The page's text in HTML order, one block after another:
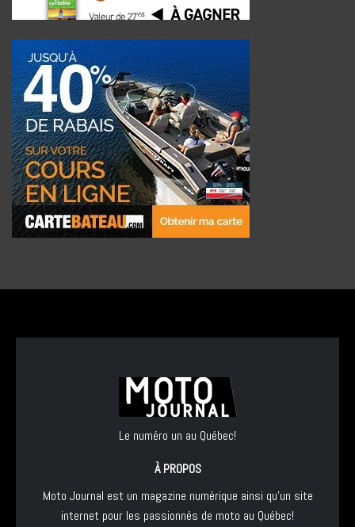
Le numéro un au Québec!
À PROPOS
Moto Journal est un magazine numérique ainsi qu'un site
internet pour les passionnés de moto au Québec!